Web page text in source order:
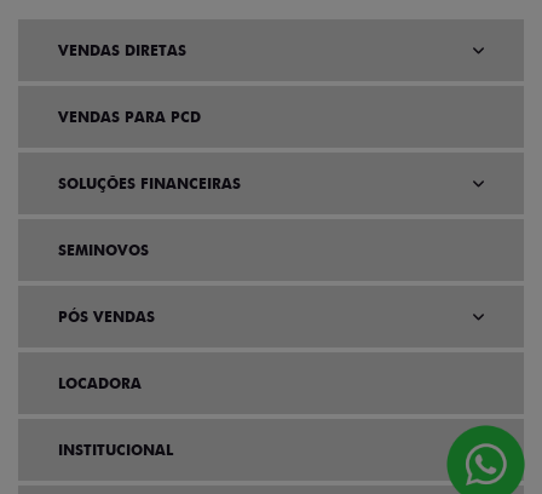
VENDAS DIRETAS
VENDAS PARA PCD
SOLUÇÕES FINANCEIRAS
SEMINOVOS
PÓS VENDAS
LOCADORA
INSTITUCIONAL